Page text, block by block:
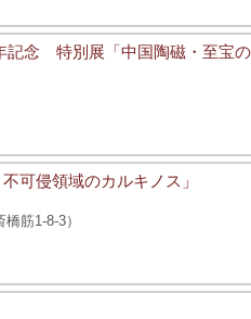
記念 特別展「中国陶磁・至宝
可侵領域のカルキノス」
筋1-8-3）